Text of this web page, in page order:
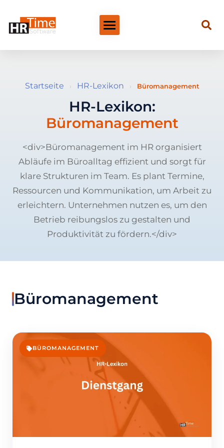
Startseite › HR-Lexikon › Büromanagement
HR-Lexikon:
Büromanagement
<div>Büromanagement im HR organisiert
Abläufe im Büroalltag effizient und sorgt für
klare Strukturen im Team. Es plant Termine,
Ressourcen und Kommunikation, um Arbeit zu
erleichtern. Unternehmen nutzen es, um den
Betrieb reibungslos zu gestalten und
Produktivität zu fördern.</div>
Büromanagement
BÜROMANAGEMENT